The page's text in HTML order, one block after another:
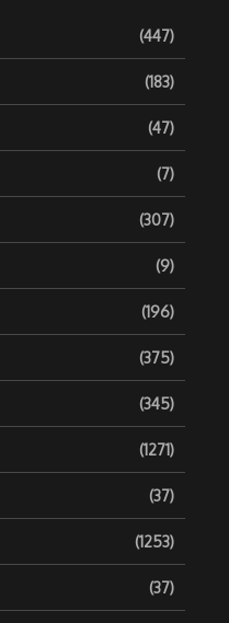
(447)
(183)
(47)
(7)
(307)
(9)
(196)
(375)
(345)
(1271)
(37)
(1253)
(37)